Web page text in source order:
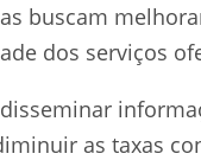
buscam
dos serviços
as taxas